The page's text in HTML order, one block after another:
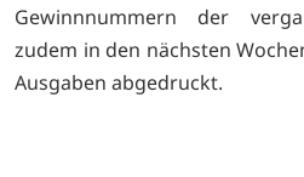
Gewinnnummern der
zudem in den nächsten
Ausgaben abgedruckt.